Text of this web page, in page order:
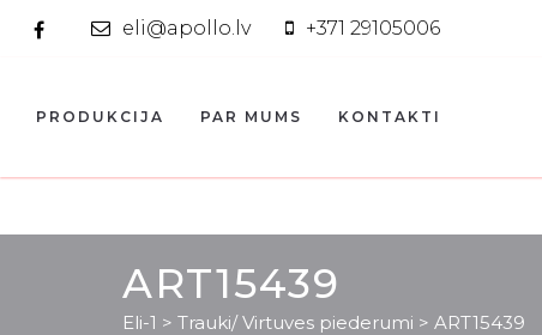
eli@apollo.lv +371 29105006
PRODUKCIJA PAR MUMS KONTAKTI
ART15439
Eli-1 > Trauki/ Virtuves piederumi > ART15439